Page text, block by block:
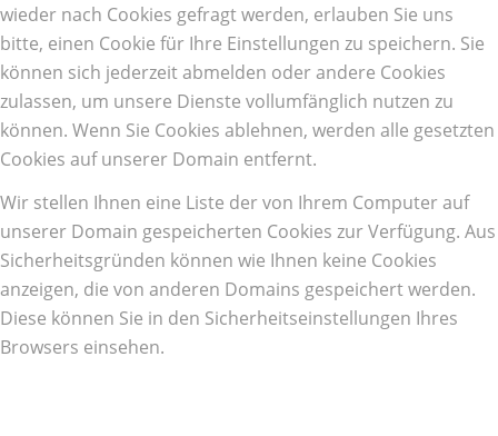
wieder nach Cookies gefragt werden, erlauben Sie uns
bitte, einen Cookie für Ihre Einstellungen zu speichern. Sie
können sich jederzeit abmelden oder andere Cookies
zulassen, um unsere Dienste vollumfänglich nutzen zu
können. Wenn Sie Cookies ablehnen, werden alle gesetzten
Cookies auf unserer Domain entfernt.
Wir stellen Ihnen eine Liste der von Ihrem Computer auf
unserer Domain gespeicherten Cookies zur Verfügung. Aus
Sicherheitsgründen können wie Ihnen keine Cookies
anzeigen, die von anderen Domains gespeichert werden.
Diese können Sie in den Sicherheitseinstellungen Ihres
Browsers einsehen.